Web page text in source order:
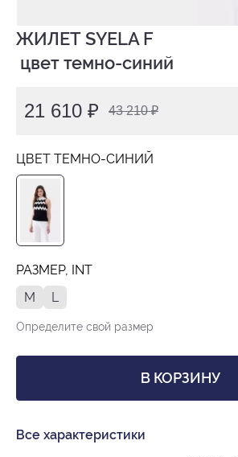
ЖИЛЕТ SYELA F
цвет темно-синий
21 610 ₽ 43 210 ₽
ЦВЕТ ТЕМНО-СИНИЙ
РАЗМЕР, INT
M
L
Определите свой размер
В КОРЗИНУ
Все характеристики